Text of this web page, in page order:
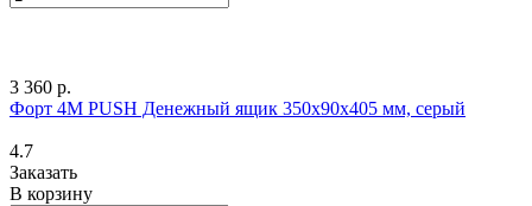
3 360 р.
Форт 4M PUSH Денежный ящик 350х90х405 мм, серый
4.7
Заказать
В корзину